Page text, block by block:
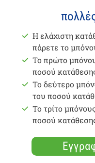
Η ελάχιστη
πάρετε το
Το πρώτο
ποσού
Το δεύτερο
του ποσού
Το τρίτο
ποσού